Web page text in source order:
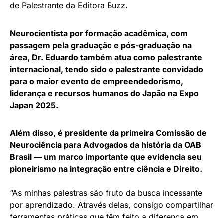
de Palestrante da Editora Buzz.
Neurocientista por formação acadêmica, com
passagem pela graduação e pós-graduação na
área, Dr. Eduardo também atua como palestrante
internacional, tendo sido o palestrante convidado
para o maior evento de empreendedorismo,
liderança e recursos humanos do Japão na Expo
Japan 2025.
Além disso, é presidente da primeira Comissão de
Neurociência para Advogados da história da OAB
Brasil — um marco importante que evidencia seu
pioneirismo na integração entre ciência e Direito.
“As minhas palestras são fruto da busca incessante
por aprendizado. Através delas, consigo compartilhar